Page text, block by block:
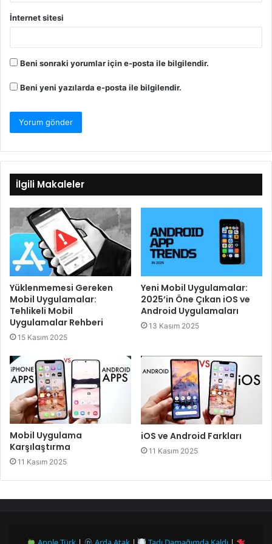
İnternet sitesi
Beni sonraki yorumlar için e-posta ile bilgilendir.
Beni yeni yazılarda e-posta ile bilgilendir.
İlgili Makaleler
Yüklenmemesi Gereken
Mobil Uygulamalar:
Tehlikeli Mobil
Uygulamalar Rehberi
15 Kasım 2025
Yeni Mobil Uygulamalar:
2025’in Öne Çıkan iOS ve
Android Uygulamaları
13 Kasım 2025
Mobil Uygulama
Karşılaştırma
11 Kasım 2025
iOS ve Android Farkları
11 Kasım 2025